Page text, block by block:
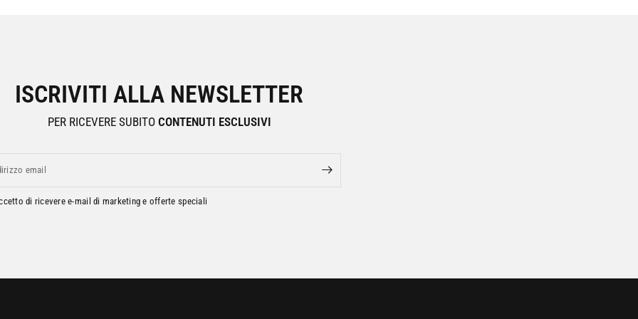
ISCRIVITI ALLA NEWSLETTER
PER RICEVERE SUBITO CONTENUTI ESCLUSIVI
email
di ricevere e-mail di marketing e offerte speciali